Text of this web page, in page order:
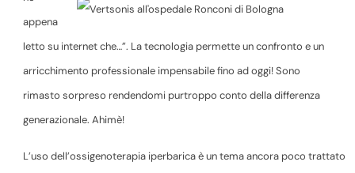
appena
letto su internet che…”. La tecnologia permette un confronto e un
arricchimento professionale impensabile fino ad oggi! Sono
rimasto sorpreso rendendomi purtroppo conto della differenza
generazionale. Ahimè!
L’uso dell’ossigenoterapia iperbarica è un tema ancora poco trattato